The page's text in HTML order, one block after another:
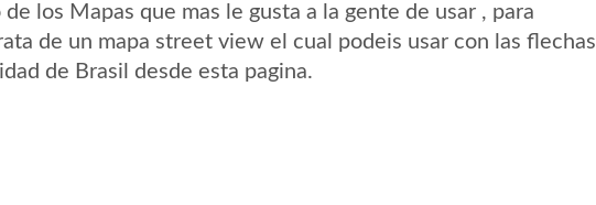
los Mapas que mas le gusta a la gente de usar , para
de un mapa street view el cual podeis usar con las flechas
de Brasil desde esta pagina.